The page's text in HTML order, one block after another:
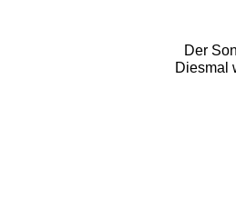
Der
Diesmal